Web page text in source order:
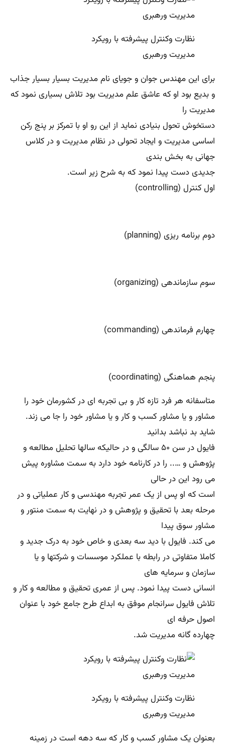
نظارت وکنترل پیشرفته با رویکرد
مدیریت ورهبری
برای این مهندس جوان و جویای نام مدیریت بسیار بسیار جذاب
و بدیع بود او که عاشق علم مدیریت بود تلاش بسیاری نمود که
مدیریت را
دستخوش تحول بنیادی نماید از این رو او با تمرکز بر پنج رکن
اساسی مدیریت و ایجاد تحولی در نظام مدیریت و در کلاس
جهانی به بخش بندی
جدیدی دست پیدا نمود که به شرح زیر است.
اول کنترل (controlling)
دوم برنامه ریزی (planning)
سوم سازماندهی (organizing)
چهارم فرماندهی (commanding)
پنجم هماهنگی (coordinating)
متاسفانه هر فرد تازه کار و بی تجربه ای در کشورمان خود را
مشاور و یا مشاور کسب و کار و یا مشاور خود را جا می زند.
شاید بد نباشد بدانید
فایول در سن ۵۰ سالگی و در حالیکه سالها تحلیل مطالعه و
پژوهش و ….. را در کارنامه خود دارد به سمت مشاوره پیش
می رود این در حالی
است که او پس از یک عمر تجربه مهندسی و کار عملیاتی و در
مرحله بعد با تحقیق و پژوهش و در نهایت به سمت منتور و
مشاور سوق پیدا
می کند. فایول با دید سه بعدی و خاص خود به درک جدید و
کاملا متفاوتی در رابطه با عملکرد موسسات و شرکتها و یا
سازمان و سرمایه های
انسانی دست پیدا نمود. پس از عمری تحقیق و مطالعه و کار و
تلاش فایول سرانجام موفق به ابداع طرح جامع خود با عنوان
اصول حرفه ای
چهارده گانه مدیریت شد.
نظارت وکنترل پیشرفته با رویکرد
مدیریت ورهبری
بعنوان یک مشاور کسب و کار که سه دهه است در زمینه